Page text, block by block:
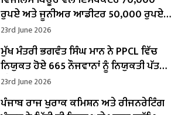
ਰੁਪਏ ਅਤੇ ਜੂਨੀਅਰ ਆਡੀਟਰ 50,000 ਰੁਪਏ
ਰਿਸ਼ਵਤ ਲੈਣ ਦੇ ਦੋਸ਼ ਹੇਠ ਕਾਬੂ
23rd June 2026
ਮੁੱਖ ਮੰਤਰੀ ਭਗਵੰਤ ਸਿੰਘ ਮਾਨ ਨੇ PPCL ਵਿੱਚ
ਨਿਯੁਕਤ ਹੋਏ 665 ਨੌਜਵਾਨਾਂ ਨੂੰ ਨਿਯੁਕਤੀ ਪੱਤਰ
ਸੌਂਪੇ
23rd June 2026
ਪੰਜਾਬ ਰਾਜ ਖੁਰਾਕ ਕਮਿਸ਼ਨ ਅਤੇ ਰੀਜਨਰੇਟਿੰਗ